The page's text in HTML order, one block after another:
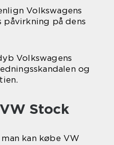
Volkswagens
påvirkning på dens
Volkswagens
og
Stock
kan købe VW